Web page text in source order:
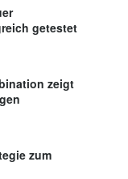
getestet
zeigt
zum